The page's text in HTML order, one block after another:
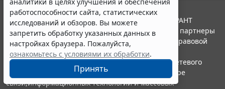
работоспособности сайта, статистических
исследований и обзоров. Вы можете
запретить обработку указанных данных в
настройках браузера. Пожалуйста,
ознакомьтесь с условиями их обработки.
Принять
© ООО "НПП "ГАРАНТ-СЕРВИС", 2026. Система ГАРАНТ
выпускается с 1990 года. Компания "Гарант" и ее партнеры
являются участниками Российской ассоциации правовой
информации ГАРАНТ.
Портал ГАРАНТ.РУ зарегистрирован в качестве сетевого
издания Федеральной службой по надзору в сфере
связи,информационных технологий и массовых